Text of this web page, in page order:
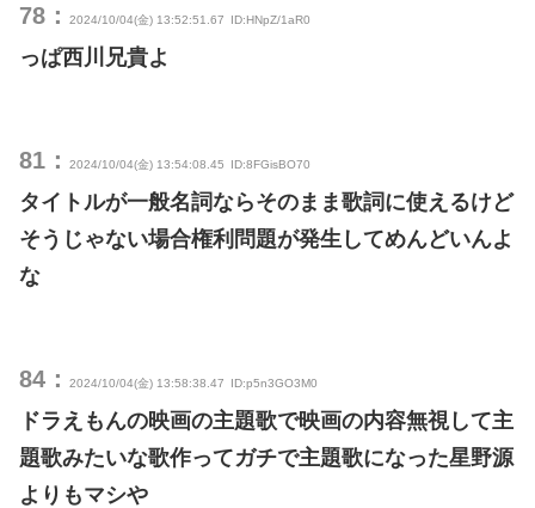
78： 2024/10/04(金) 13:52:51.67 ID:HNpZ/1aR0
っぱ西川兄貴よ
81： 2024/10/04(金) 13:54:08.45 ID:8FGisBO70
タイトルが一般名詞ならそのまま歌詞に使えるけど
そうじゃない場合権利問題が発生してめんどいんよ
な
84： 2024/10/04(金) 13:58:38.47 ID:p5n3GO3M0
ドラえもんの映画の主題歌で映画の内容無視して主
題歌みたいな歌作ってガチで主題歌になった星野源
よりもマシや